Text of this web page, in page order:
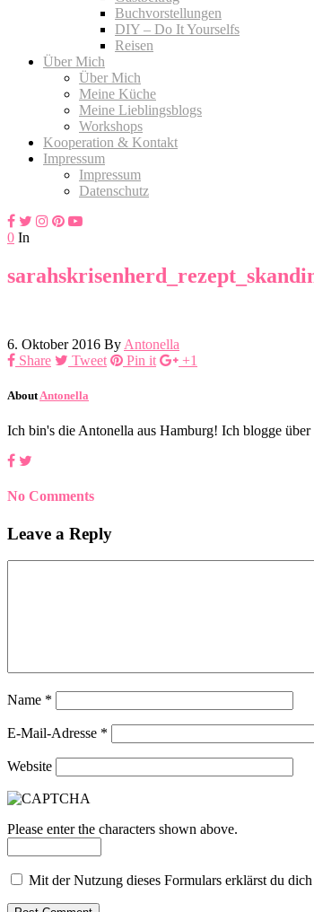
Buchvorstellungen
DIY – Do It Yourselfs
Reisen
Über Mich
Über Mich
Meine Küche
Meine Lieblingsblogs
Workshops
Kooperation & Kontakt
Impressum
Impressum
Datenschutz
0 In
6. Oktober 2016 By Antonella
Share
Tweet Pin it +1
About Antonella
Ich bin's die Antonella aus Hamburg! Ich blogge
No Comments
Leave a Reply
Name *
E-Mail-Adresse *
Website
Please enter the characters shown above.
Mit der Nutzung dieses Formulars erklärst du